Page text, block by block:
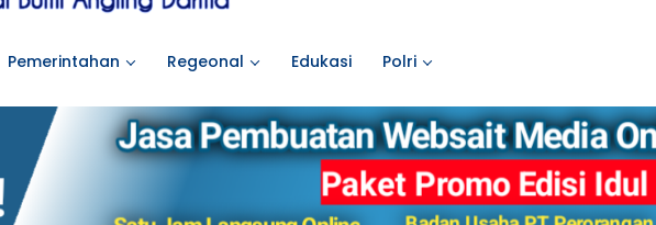
Pemerintahan Regeonal Edukasi Polri